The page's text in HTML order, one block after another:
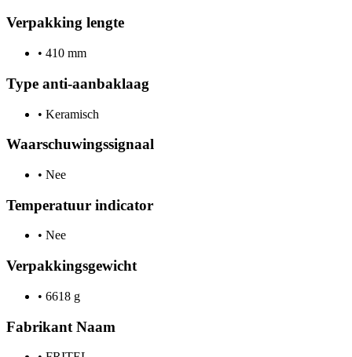
Verpakking lengte
• 410 mm
Type anti-aanbaklaag
• Keramisch
Waarschuwingssignaal
• Nee
Temperatuur indicator
• Nee
Verpakkingsgewicht
• 6618 g
Fabrikant Naam